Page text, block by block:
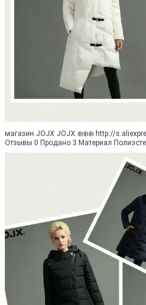
магазин JOJX JOJX ❄️❄️❄️ http://
Отзывы 0 Продано 3 Материал